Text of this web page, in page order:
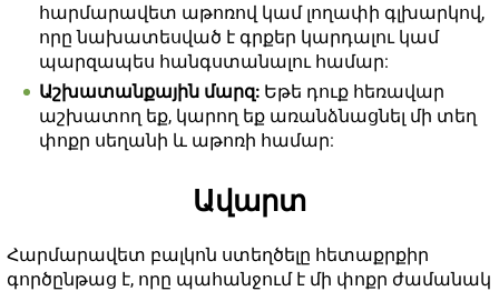
հարմարավետ աթոռով կամ լողափի գլխարկով,
որը նախատեսված է գրքեր կարդալու կամ
պարզապես հանգստանալու համար:
Աշխատանքային մարզ: Եթե դուք հեռավար
աշխատող եք, կարող եք առանձնացնել մի տեղ
փոքր սեղանի և աթոռի համար:
Ավարտ
Հարմարավետ բալկոն ստեղծելը հետաքրքիր
գործընթաց է, որը պահանջում է մի փոքր ժամանակ